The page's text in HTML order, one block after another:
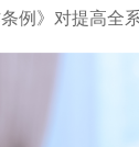
例》对提高全